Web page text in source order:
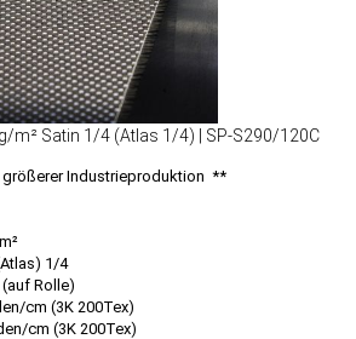
m² Satin 1/4 (Atlas 1/4) | SP-S290/120C
Industrieproduktion **
1/4
Rolle)
(3K 200Tex)
cm (3K 200Tex)